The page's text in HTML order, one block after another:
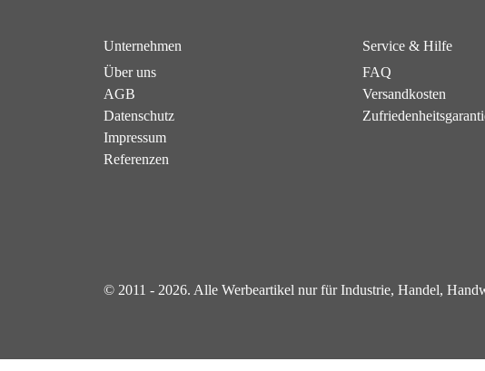
Unternehmen
Über uns
AGB
Datenschutz
Impressum
Referenzen
Service & Hilfe
FAQ
Versandkosten
© 2011 - 2026. Alle Werbeartikel nur für Industrie, Handel,